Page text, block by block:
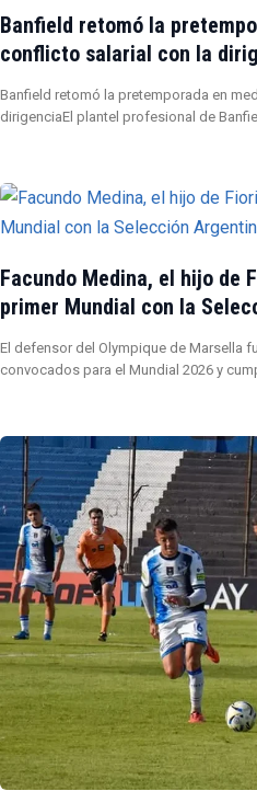
Banfield retomó la
conflicto salarial con la
Banfield retomó la pretemporada en
dirigenciaEl plantel profesional de
Facundo Medina, el hijo de
primer Mundial con la
El defensor del Olympique de Marsella
convocados para el Mundial 2026 y